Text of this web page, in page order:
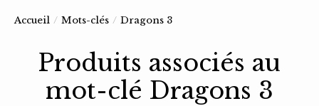
Accueil / Mots-clés / Dragons 3
Produits associés au
mot-clé Dragons 3